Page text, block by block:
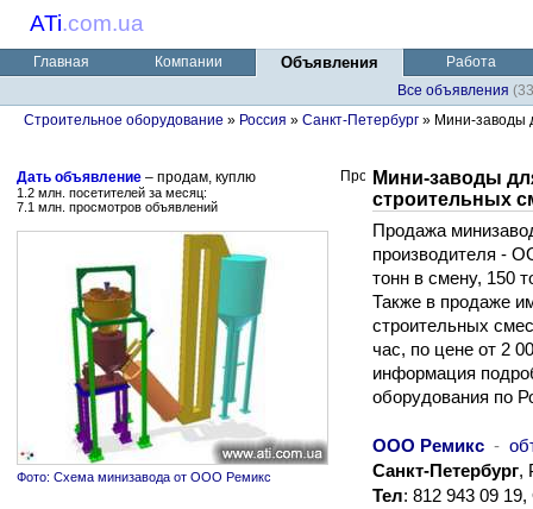
ATi.com.ua
Главная Компании Объявления
Работа
Все объявления
Строительное оборудование » Россия » Санкт-Петербург » Мини-заводы
Дать объявление – продам, куплю
1.2 млн. посетителей за месяц:
7.1 млн. просмотров объявлений
Фото: Схема минизавода от ООО Ремикс
Мини-заводы
строительных
Продажа
производителя -
тонн в смену, 150
Также в продаже
строительных
час, по цене от 2
информация
оборудования по
ООО Ремикс -
Санкт-Петербург,
Тел: 812 943 09